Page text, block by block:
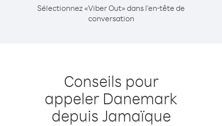
Sélectionnez «Viber Out» dans l'en-tête de
conversation
Conseils pour
appeler Danemark
depuis Jamaïque